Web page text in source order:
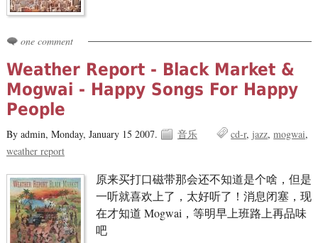
one comment
Weather Report - Black Market &
Mogwai - Happy Songs For Happy
People
By admin, Monday, January 15 2007. 音乐 cd-r jazz mogwai
weather report
原来买打口磁带那会还不知道是个啥，但是
一听就喜欢上了，太好听了！消息闭塞，现
在才知道 Mogwai，等明早上班路上再品味
吧